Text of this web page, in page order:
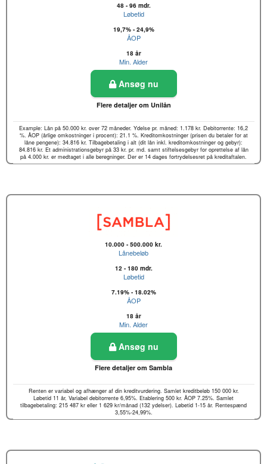
48 - 96 mdr.
Løbetid
19,7% - 24,9%
ÅOP
18 år
Min. Alder
Ansøg nu
Flere detaljer om Unilån
Example: Lån på 50.000 kr. over 72 måneder. Ydelse pr. måned: 1.178 kr. Debitorrente: 16,2
%. ÅOP (årlige omkostninger i procent): 21.1 %. Kreditomkostninger (prisen du betaler for at
låne pengene): 34.816 kr. Tilbagebetaling i alt (dit lån inkl. kreditomkostninger og gebyr):
84.816 kr. Et administrationsgebyr på 33 kr. pr. md. samt stiftelsesgebyr for oprettelse af lån
på 4.000 kr. er medtaget i alle beregninger. Der er 14 dages fortrydelsesret på kreditaftalen.
10.000 - 500.000 kr.
Lånebeløb
12 - 180 mdr.
Løbetid
7.19% - 18.02%
ÅOP
18 år
Min. Alder
Ansøg nu
Flere detaljer om Sambla
Renten er variabel og afhænger af din kreditvurdering. Samlet kreditbeløb 150 000 kr.
Løbetid 11 år, Variabel debitorrente 6,95%. Etablering 500 kr. ÅOP 7.25%. Samlet
tilbagebetaling: 215 487 kr eller 1 629 kr/månad (132 ydelser). Løbetid 1-15 år. Rentespænd
3,55%-24,99%.